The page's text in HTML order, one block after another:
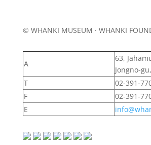
© WHANKI MUSEUM · WHANKI
A
63,
Jongno-
T
02-391-
F
02-391-
E